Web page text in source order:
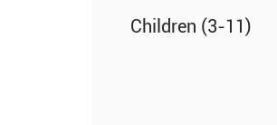
Children (3-11)